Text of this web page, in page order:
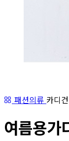
패션의류 카디건
여름용가